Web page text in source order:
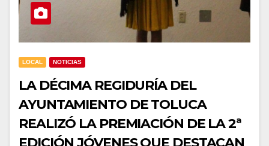
LOCAL NOTICIAS
LA DÉCIMA REGIDURÍA DEL
AYUNTAMIENTO DE TOLUCA
REALIZÓ LA PREMIACIÓN DE LA 2ª
EDICIÓN JÓVENES QUE DESTACAN